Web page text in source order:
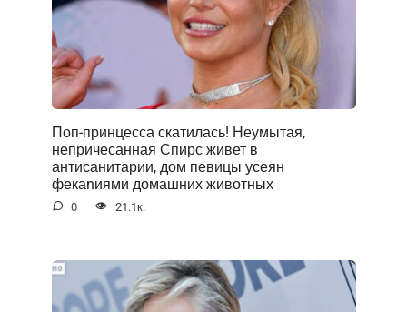
Поп-принцесса скатилась! Неумытая,
непричесанная Спирс живет в
антисанитарии, дом певицы усеян
фекаnиями домашних животных
0 21.1к.